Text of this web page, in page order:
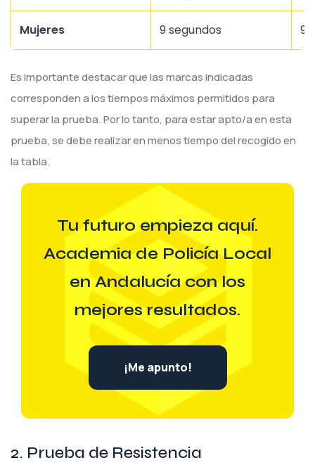
Mujeres 9 segundos
Es importante destacar que las marcas indicadas
corresponden a los tiempos máximos permitidos para
superar la prueba. Por lo tanto, para estar apto/a en esta
prueba, se debe realizar en menos tiempo del recogido en
la tabla.
Tu futuro empieza aquí.
Academia de Policía Local
en Andalucía con los
mejores resultados.
¡Me apunto!
2. Prueba de Resistencia